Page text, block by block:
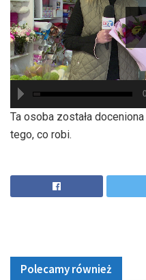
Ta osoba została
tego, co robi.
Polecamy również